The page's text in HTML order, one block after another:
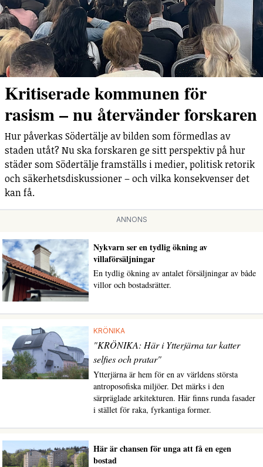
Kritiserade kommunen för
rasism – nu återvänder forskaren
Hur påverkas Södertälje av bilden som förmedlas av
staden utåt? Nu ska forskaren ge sitt perspektiv på hur
städer som Södertälje framställs i medier, politisk retorik
och säkerhetsdiskussioner – och vilka konsekvenser det
kan få.
ANNONS
Nykvarn ser en tydlig ökning av
villaförsäljningar
En tydlig ökning av antalet försäljningar av både
villor och bostadsrätter.
KRÖNIKA
"KRÖNIKA: Här i Ytterjärna tar katter
selfies och pratar"
Ytterjärna är hem för en av världens största
antroposofiska miljöer. Det märks i den
särpräglade arkitekturen. Här finns runda fasader
i stället för raka, fyrkantiga former.
Här är chansen för unga att få en egen
bostad